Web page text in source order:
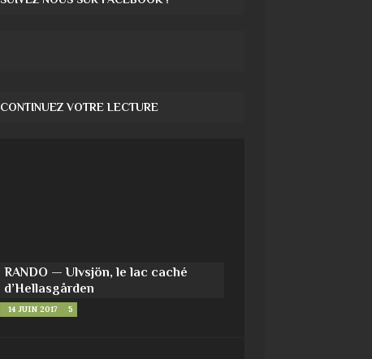
CONTINUEZ VOTRE LECTURE
RANDO — Ulvsjön, le lac caché
d’Hellasgården
14 JUIN 2017 5